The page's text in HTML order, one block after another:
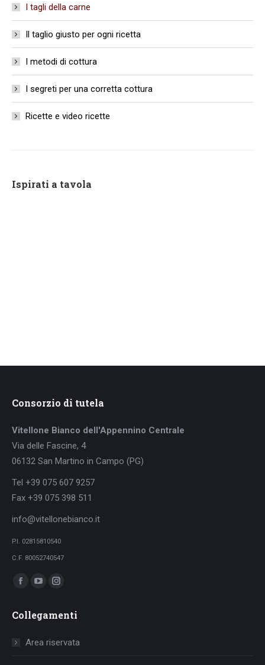
I tagli della carne
Il taglio giusto per ogni ricetta
I metodi di cottura
I segreti per una corretta cottura
Ricette e video ricette
Ispirati a tavola
Consorzio di tutela
Vitellone Bianco dell'Appennino Centrale
Via delle Fascine, 4
06132 San Martino in Campo (PG)
Tel +39 075 607 9257
Fax +39 075 398 511
info@vitellonebianco.it
P.I. 02815810540
C.F. 80052740547
Ci puoi trovare su:
Facebook
opens
YouTube
opens
Instagram
opens
Collegamenti
Area riservata